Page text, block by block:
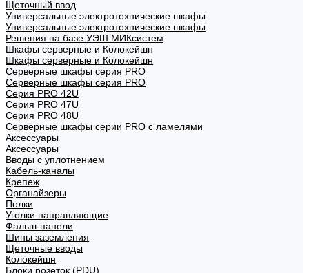
Щеточный ввод
Универсальные электротехнические шкафы
Универсальные электротехнические шкафы
Решения на базе УЭШ МИКсистем
Шкафы серверные и Колокейшн
Шкафы серверные и Колокейшн
Серверные шкафы серия PRO
Серверные шкафы серия PRO
Серия PRO 42U
Серия PRO 47U
Серия PRO 48U
Серверные шкафы серии PRO с ламелями
Аксессуары
Аксессуары
Вводы с уплотнением
Кабель-каналы
Крепеж
Органайзеры
Полки
Уголки направляющие
Фальш-панели
Шины заземления
Щеточные вводы
Колокейшн
Блоки розеток (PDU)